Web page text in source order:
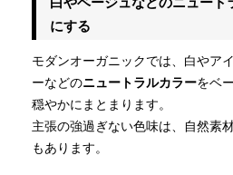
にする
モダンオーガニックでは、白やア
ーなどのニュートラルカラーをベ
穏やかにまとまります。
主張の強過ぎない色味は、自然素
もあります。